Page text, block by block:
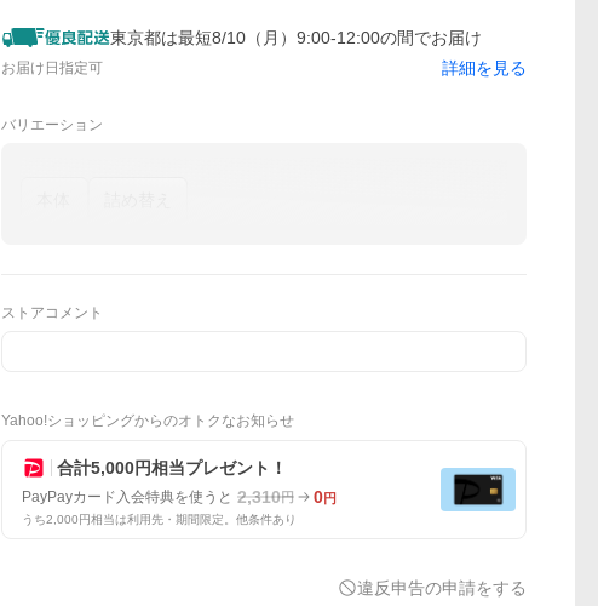
東京都は最短8/10（月）9:00-12:00の間でお届け
お届け日指定可 詳細を見る
バリエーション
ストアコメント
Yahoo!ショッピングからのオトクなお知らせ
合計5,000円相当プレゼント！
PayPayカード入会特典を使うと 2,310円 0円
うち2,000円相当は利用先・期間限定。他条件あり
違反申告の申請をする